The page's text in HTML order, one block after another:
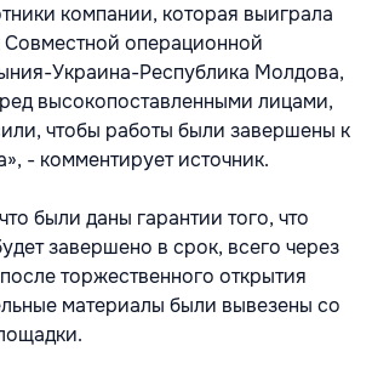
компании, которая выиграла
Совместной операционной
Украина-Республика Молдова,
высокопоставленными лицами,
чтобы работы были завершены к
- комментирует источник.
были даны гарантии того, что
завершено в срок, всего через
торжественного открытия
материалы были вывезены со